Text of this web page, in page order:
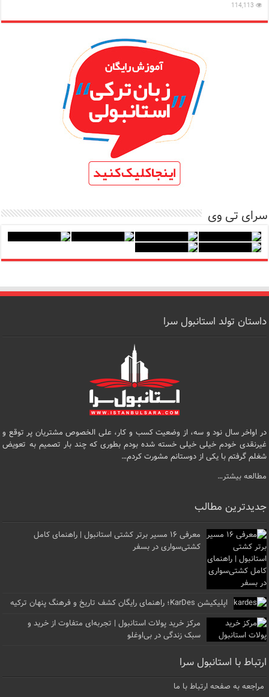
114,113
سرای تی وی
داستان تولد استانبول سرا
در اواخر سال نود و سه، از وضعیت کسب و کار، علی الخصوص مشتریان پر توقع و
غیرنقدی خودم خیلی خیلی خسته شده بودم بطوری که چند بار تصمیم به تعویض
شغلم گرفتم با یکی از دوستانم مشورت کردم…
مطالعه بیشتر…
جدیدترین مطالب
معرفی ۱۶ مسیر برتر کشتی استانبول | راهنمای کامل
کشتی‌سواری در بسفر
اپلیکیشن KarDes؛ راهنمای رایگان کشف تاریخ و فرهنگ پنهان ترکیه
مرکز خرید پولات استانبول | تجربه‌ای متفاوت از خرید و
سبک زندگی در بی‌اوغلو
ارتباط با استانبول سرا
مراجعه به صفحه ارتباط با ما